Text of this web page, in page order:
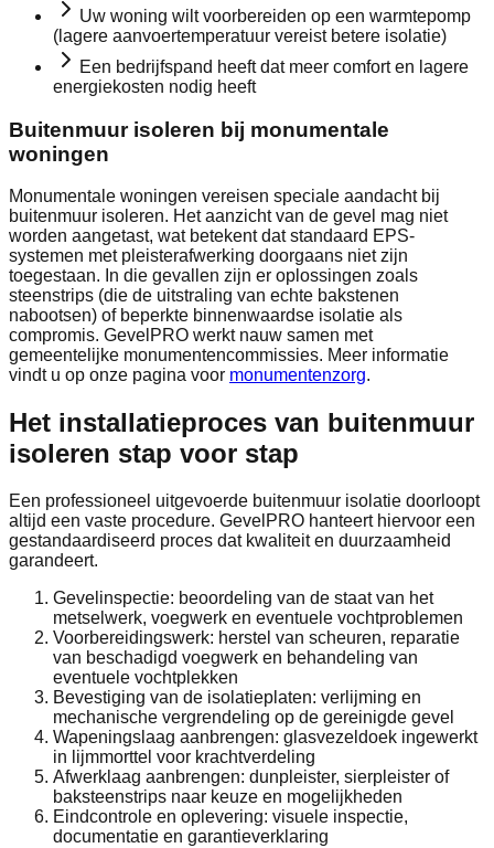
Uw woning wilt voorbereiden op een warmtepomp
(lagere aanvoertemperatuur vereist betere isolatie)
Een bedrijfspand heeft dat meer comfort en lagere
energiekosten nodig heeft
Buitenmuur isoleren bij monumentale
woningen
Monumentale woningen vereisen speciale aandacht bij
buitenmuur isoleren. Het aanzicht van de gevel mag niet
worden aangetast, wat betekent dat standaard EPS-
systemen met pleisterafwerking doorgaans niet zijn
toegestaan. In die gevallen zijn er oplossingen zoals
steenstrips (die de uitstraling van echte bakstenen
nabootsen) of beperkte binnenwaardse isolatie als
compromis. GevelPRO werkt nauw samen met
gemeentelijke monumentencommissies. Meer informatie
vindt u op onze pagina voor monumentenzorg.
Het installatieproces van buitenmuur
isoleren stap voor stap
Een professioneel uitgevoerde buitenmuur isolatie doorloopt
altijd een vaste procedure. GevelPRO hanteert hiervoor een
gestandaardiseerd proces dat kwaliteit en duurzaamheid
garandeert.
Gevelinspectie: beoordeling van de staat van het
metselwerk, voegwerk en eventuele vochtproblemen
Voorbereidingswerk: herstel van scheuren, reparatie
van beschadigd voegwerk en behandeling van
eventuele vochtplekken
Bevestiging van de isolatieplaten: verlijming en
mechanische vergrendeling op de gereinigde gevel
Wapeningslaag aanbrengen: glasvezeldoek ingewerkt
in lijmmorttel voor krachtverdeling
Afwerklaag aanbrengen: dunpleister, sierpleister of
baksteenstrips naar keuze en mogelijkheden
Eindcontrole en oplevering: visuele inspectie,
documentatie en garantieverklaring